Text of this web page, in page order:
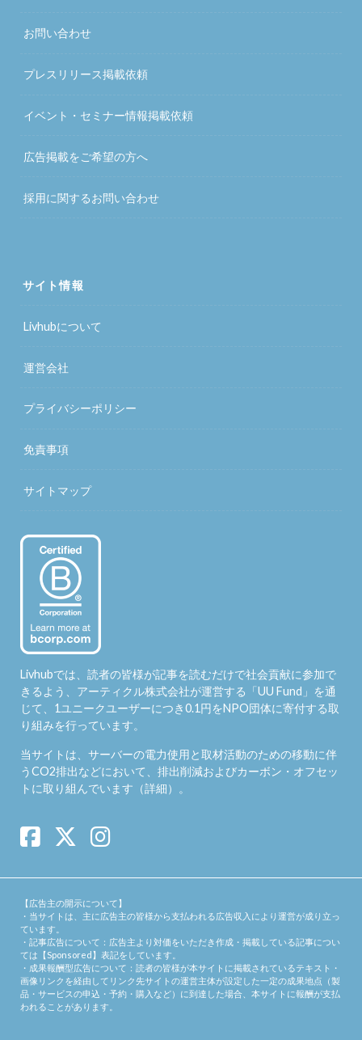
お問い合わせ
プレスリリース掲載依頼
イベント・セミナー情報掲載依頼
広告掲載をご希望の方へ
採用に関するお問い合わせ
サイト情報
Livhubについて
運営会社
プライバシーポリシー
免責事項
サイトマップ
Livhubでは、読者の皆様が記事を読むだけで社会貢献に参加で
きるよう、アーティクル株式会社が運営する「UU Fund 」を通
じて、1ユニークユーザーにつき0.1円をNPO団体に寄付する取
り組みを行っています。
当サイトは、サーバーの電力使用と取材活動のための移動に伴
うCO2排出などにおいて、排出削減およびカーボン・オフセッ
トに取り組んでいます（詳細）。
【広告主の開示について】
・当サイトは、主に広告主の皆様から支払われる広告収入により運営が成り立っ
ています。
・記事広告について：広告主より対価をいただき作成・掲載している記事につい
ては【Sponsored】表記をしています。
・成果報酬型広告について：読者の皆様が本サイトに掲載されているテキスト・
画像リンクを経由してリンク先サイトの運営主体が設定した一定の成果地点（製
品・サービスの申込・予約・購入など）に到達した場合、本サイトに報酬が支払
われることがあります。